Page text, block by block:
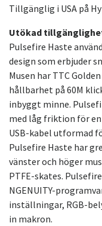
Tillgänglig i USA på
Utökad
Pulsefire Haste
design som erbjuder
Musen har TTC
hållbarhet på 60M
inbyggt minne.
med låg friktion för
USB-kabel utformad
Pulsefire Haste har
vänster och höger
PTFE-skates.
NGENUITY-
inställningar, RGB-
in makron.